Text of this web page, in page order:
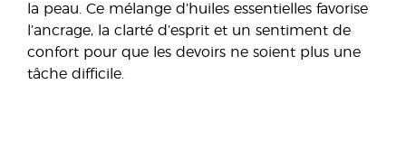
la peau. Ce mélange d’huiles essentielles favorise
l’ancrage, la clarté d’esprit et un sentiment de
confort pour que les devoirs ne soient plus une
tâche difficile.